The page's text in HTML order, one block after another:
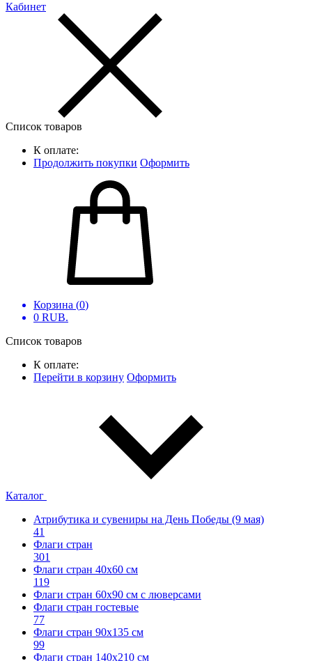
Кабинет
Список товаров
К оплате:
Продолжить покупки Оформить
Корзина (0)
0 RUB.
Список товаров
К оплате:
Перейти в корзину Оформить
Каталог
Атрибутика и сувениры на День Победы (9 мая)
41
Флаги стран
301
Флаги стран 40х60 см
119
Флаги стран 60x90 см с люверсами
Флаги стран гостевые
77
Флаги стран 90х135 см
99
Флаги стран 140х210 см